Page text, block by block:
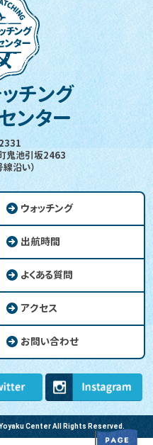
チング
ンター
鬼池引坂2463
沿い）
ウォッチング
出航時間
よくある質問
アクセス
お問い合わせ
Center All Rights Reserved.